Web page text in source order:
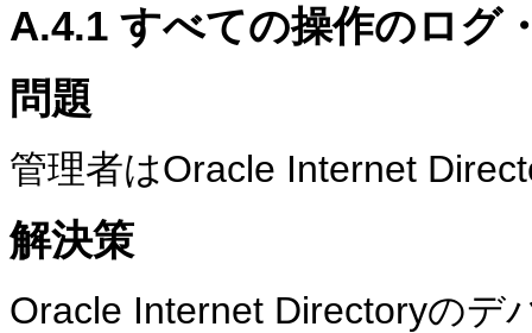
A.4.1 すべての操作のログ
問題
管理者はOracle Internet
解決策
Oracle Internet Directoryのデ